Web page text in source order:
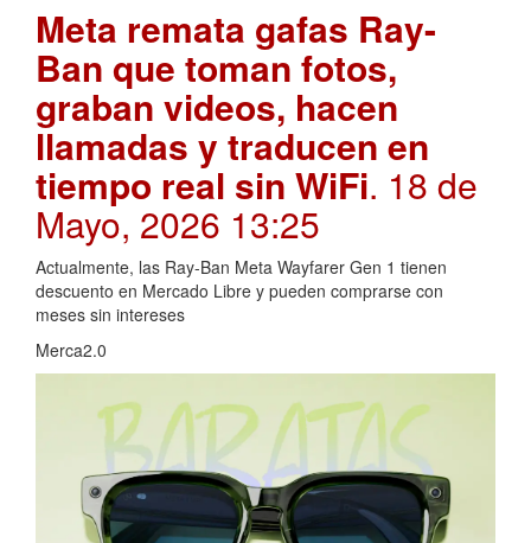
Meta remata gafas Ray-
Ban que toman fotos,
graban videos, hacen
llamadas y traducen en
tiempo real sin WiFi. 18 de
Mayo, 2026 13:25
Actualmente, las Ray-Ban Meta Wayfarer Gen 1 tienen
descuento en Mercado Libre y pueden comprarse con
meses sin intereses
Merca2.0